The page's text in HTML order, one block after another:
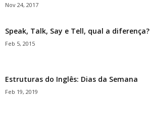
Nov 24, 2017
Speak, Talk, Say e Tell, qual a diferença?
Feb 5, 2015
Estruturas do Inglês: Dias da Semana
Feb 19, 2019